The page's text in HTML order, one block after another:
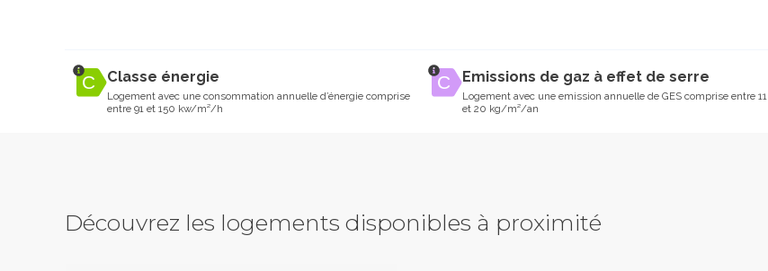
Classe énergie
Logement avec une consommation annuelle d’énergie comprise
entre 91 et 150 kw/m²/h
Emissions de gaz à effet de serre
Logement avec une emission annuelle de GES comprise entre 11
et 20 kg/m²/an
Découvrez les logements disponibles à proximité